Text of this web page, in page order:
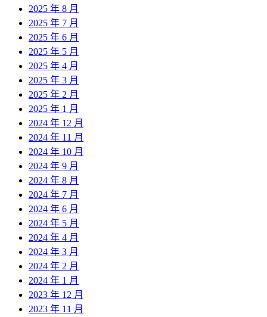
2025 年 8 月
2025 年 7 月
2025 年 6 月
2025 年 5 月
2025 年 4 月
2025 年 3 月
2025 年 2 月
2025 年 1 月
2024 年 12 月
2024 年 11 月
2024 年 10 月
2024 年 9 月
2024 年 8 月
2024 年 7 月
2024 年 6 月
2024 年 5 月
2024 年 4 月
2024 年 3 月
2024 年 2 月
2024 年 1 月
2023 年 12 月
2023 年 11 月